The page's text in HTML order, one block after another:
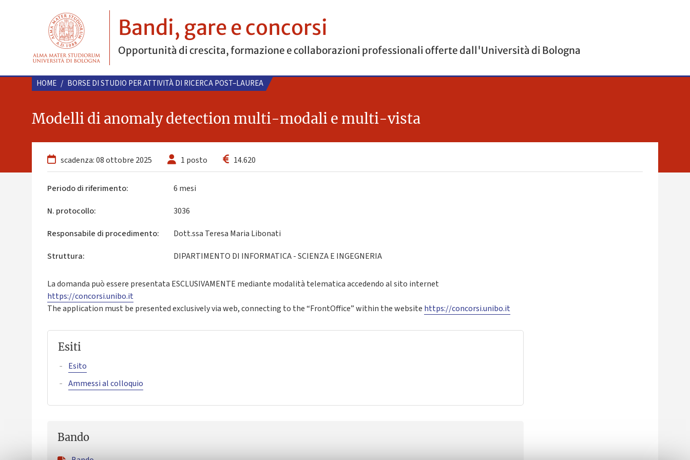
Bandi, gare e concorsi
Opportunità di crescita, formazione e collaborazioni professionali offerte dall'Università di Bologna
HOME / BORSE DI STUDIO PER ATTIVITÀ DI RICERCA POST–LAUREA
Modelli di anomaly detection multi-modali e multi-vista
scadenza: 08 ottobre 2025 1 posto 14.620
Periodo di riferimento:
6 mesi
N. protocollo:
3036
Responsabile di procedimento:
Dott.ssa Teresa Maria Libonati
Struttura:
DIPARTIMENTO DI INFORMATICA - SCIENZA E INGEGNERIA
La domanda può essere presentata ESCLUSIVAMENTE mediante modalità telematica accedendo al sito internet
https://concorsi.unibo.it
The application must be presented exclusively via web, connecting to the “FrontOffice” within the website https://concorsi.unibo.it
Esiti
Esito
Ammessi al colloquio
Bando